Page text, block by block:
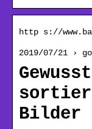
http s://
2019/07/21 ›
Bilder